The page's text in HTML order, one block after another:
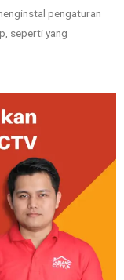
pengaturan
seperti yang